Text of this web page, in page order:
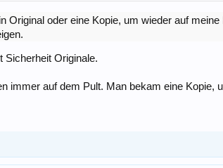
Original oder eine Kopie, um wieder auf
Sicherheit Originale.
immer auf dem Pult. Man bekam eine Kopie,